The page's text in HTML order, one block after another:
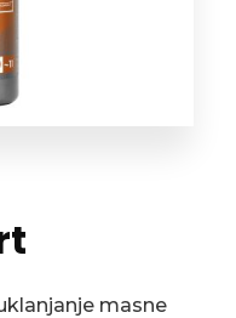
masne